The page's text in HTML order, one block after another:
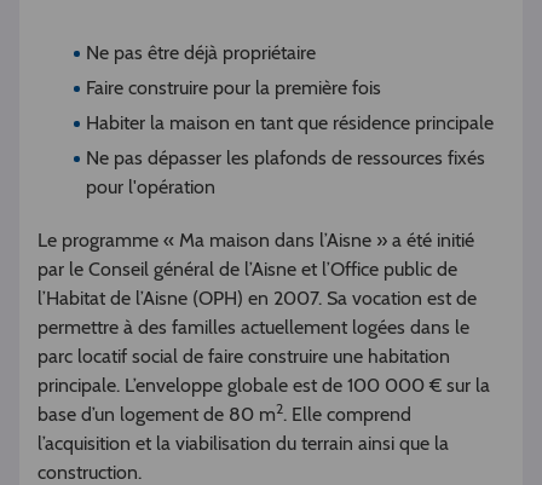
Ne pas être déjà propriétaire
Faire construire pour la première fois
Habiter la maison en tant que résidence principale
Ne pas dépasser les plafonds de ressources fixés
pour l'opération
Le programme « Ma maison dans l’Aisne » a été initié
par le Conseil général de l’Aisne et l’Office public de
l’Habitat de l’Aisne (OPH) en 2007. Sa vocation est de
permettre à des familles actuellement logées dans le
parc locatif social de faire construire une habitation
principale. L’enveloppe globale est de 100 000 € sur la
base d’un logement de 80 m2. Elle comprend
l’acquisition et la viabilisation du terrain ainsi que la
construction.